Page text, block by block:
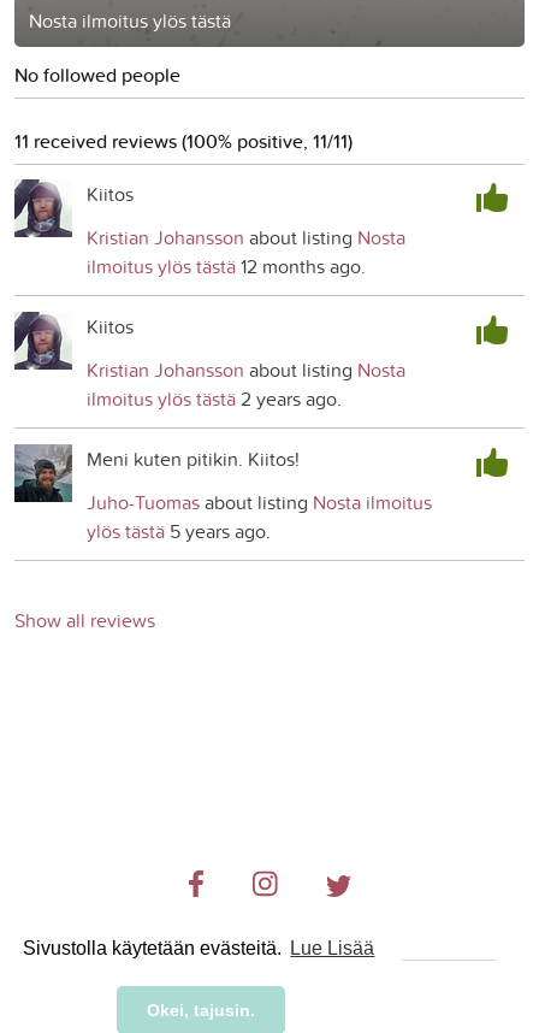
Sivustolla käytetään evästeitä. Lue Lisää
Okei, tajusin.
Nosta ilmoitus ylös tästä
No followed people
11 received reviews (100% positive, 11/11)
Kiitos
Kristian Johansson about listing Nosta
ilmoitus ylös tästä12 months ago.
Kiitos
Kristian Johansson about listing Nosta
ilmoitus ylös tästä2 years ago.
Meni kuten pitikin. Kiitos!
Juho-Tuomasabout listing Nosta ilmoitus
ylös tästä 5 years ago.
Show all reviews
© 2019-2024 RetkiRent .